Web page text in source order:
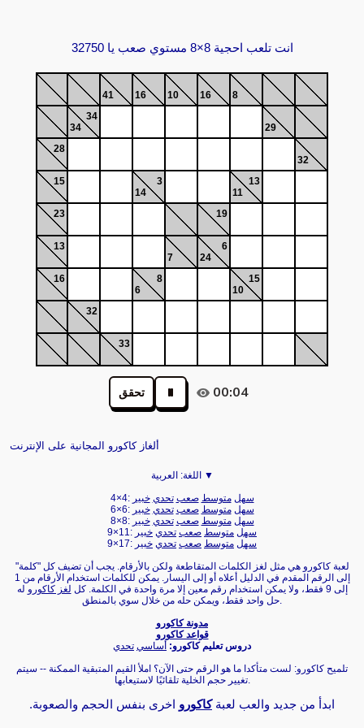
انت تلعب احجية 8×8 مستوي صعب يا 32750
41 16 10 16
8
34
34
29
28
32
15
3
14
13
11
23
19
13
7
6
24
16
8
6
15
10
32
33
تحقق 00:04
ألغاز كاكورو المجانية على الإنترنت
اللغة:
العربية ▼
4×4:
سهل متوسط صعب تحدي خبير
6×6:
سهل متوسط صعب تحدي خبير
8×8:
سهل متوسط صعب تحدي خبير
9×11:
سهل متوسط صعب تحدي خبير
9×17:
سهل متوسط صعب تحدي خبير
لعبة كاكورو هي مثل لغز الكلمات المتقاطعة ولكن بالأرقام. يجب أن تضيف كل "كلمة"
إلى الرقم المقدم في الدليل أعلاه أو إلى اليسار. يمكن للكلمات استخدام الأرقام من 1
إلى 9 فقط، ولا يمكن استخدام رقم معين إلا مرة واحدة في الكلمة. كل
لغز كاكورو له
حل واحد فقط، ويمكن حله من خلال سوي بالمنطق.
مدونة كاكورو
قواعد كاكورو
دروس تعليم كاكورو: أساسي تحدي
تلميح كاكورو: لست متأكدا ما هو الرقم حتى الآن؟ املأ القيم المتبقية الممكنة -- سيتم
تغيير حجم الخلية تلقائيًا لاستيعابها.
ابدأ من جديد والعب لعبةكاكورو اخرى بنفس الحجم والصعوبة.‏